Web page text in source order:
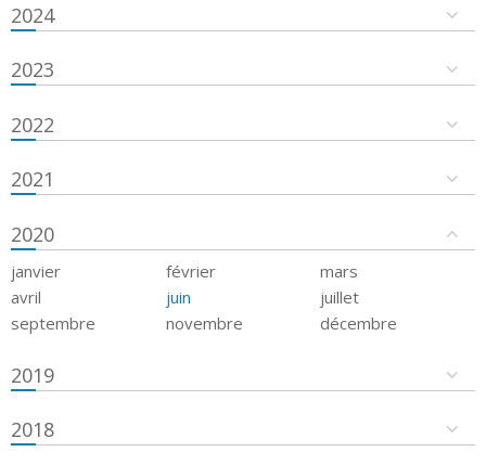
2024
2023
2022
2021
2020
janvier février
mars
avril
juin
juillet
septembre
novembre décembre
2019
2018